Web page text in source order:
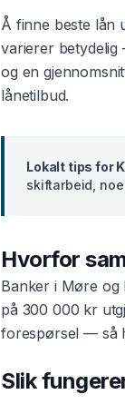
Å finne beste lån
varierer
og en
lånetilbud.
Lokalt tips for
skiftarbeid,
Hvorfor
Banker i Møre og
på 300 000 kr
forespørsel — så
Slik